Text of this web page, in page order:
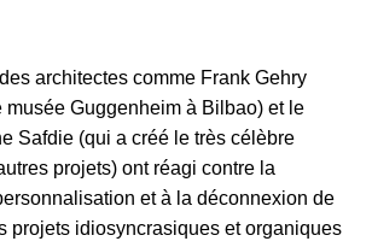
architectes comme Frank Gehry
musée Guggenheim à Bilbao) et le
Safdie (qui a créé le très célèbre
projets) ont réagi contre la
et à la déconnexion de
projets idiosyncrasiques et organiques